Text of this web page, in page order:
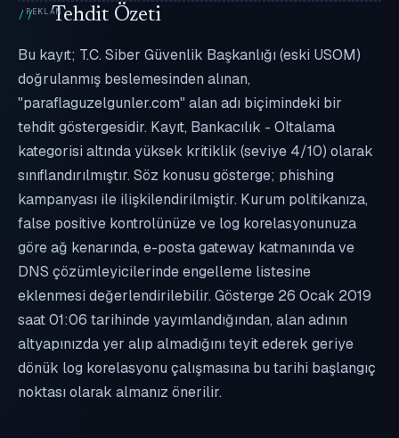
Tehdit Özeti
Bu kayıt; T.C. Siber Güvenlik Başkanlığı (eski USOM)
doğrulanmış beslemesinden alınan,
"paraflaguzelgunler.com" alan adı biçimindeki bir
tehdit göstergesidir. Kayıt, Bankacılık - Oltalama
kategorisi altında yüksek kritiklik (seviye 4/10) olarak
sınıflandırılmıştır. Söz konusu gösterge; phishing
kampanyası ile ilişkilendirilmiştir. Kurum politikanıza,
false positive kontrolünüze ve log korelasyonunuza
göre ağ kenarında, e-posta gateway katmanında ve
DNS çözümleyicilerinde engelleme listesine
eklenmesi değerlendirilebilir. Gösterge 26 Ocak 2019
saat 01:06 tarihinde yayımlandığından, alan adının
altyapınızda yer alıp almadığını teyit ederek geriye
dönük log korelasyonu çalışmasına bu tarihi başlangıç
noktası olarak almanız önerilir.